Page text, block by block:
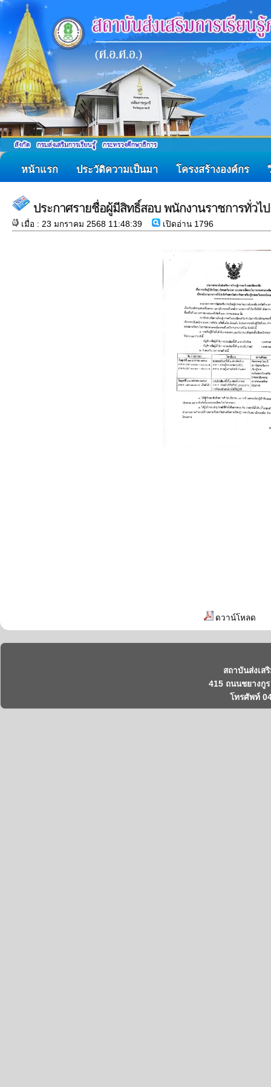
หน้าแรก ประวัติความเป็นมา โครงสร้างองค์กร
ประกาศรายชื่อผู้มีสิทธิ์สอบ พนักงานราชการทั่วไ
เมื่อ : 23 มกราคม 2568 11:48:39 เปิดอ่าน 1796
ดวาน์โหลด
สถาบันส่งเส
415 ถนนชยางกู
โทรศัพท์